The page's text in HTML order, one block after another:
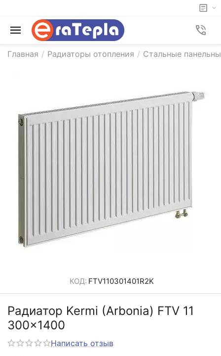
Главная / Радиаторы отопления / Стальные
КОД: FTV110301401R2K
Радиатор Kermi (Arbonia) FTV 11
300x1400
Написать отзыв